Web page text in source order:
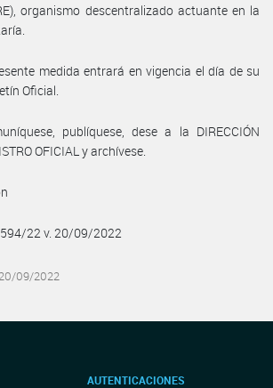
organismo descentralizado actuante en la
medida entrará en vigencia el día de su
Oficial.
publíquese, dese a la DIRECCIÓN
OFICIAL y archívese.
22 v. 20/09/2022
09/2022
AUTENTICACIONES